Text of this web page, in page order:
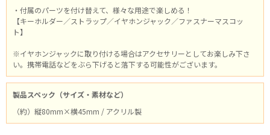
・付属のパーツを付け替えて、様々な用途で楽しめる！
【キーホルダー／ストラップ／イヤホンジャック／ファスナーマスコッ
ト】
※イヤホンジャックに取り付ける場合はアクセサリーとしてお楽しみ下さ
い。携帯電話などをぶら下げると落下する可能性がございます。
製品スペック（サイズ・素材など）
（約）縦80mm×横45mm / アクリル製